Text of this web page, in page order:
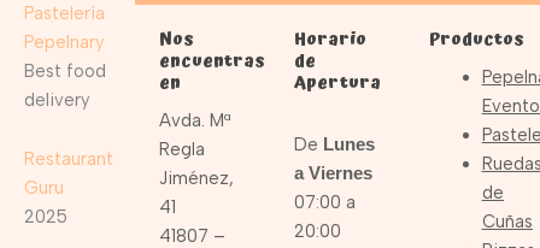
Pastelería
Pepelnary
Best food
delivery
Restaurant
Guru
2025
Nos
encuentras
en
Avda. Mª
Regla
Jiménez,
41
41807 –
Horario
de
Apertura
De Lunes
a Viernes
07:00 a
20:00
Productos
de
Cuñas